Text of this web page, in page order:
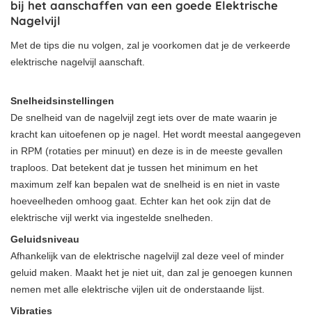
bij het aanschaffen van een goede Elektrische
Nagelvijl
Met de tips die nu volgen, zal je voorkomen dat je de verkeerde
elektrische nagelvijl aanschaft.
Snelheidsinstellingen
De snelheid van de nagelvijl zegt iets over de mate waarin je
kracht kan uitoefenen op je nagel. Het wordt meestal aangegeven
in RPM (rotaties per minuut) en deze is in de meeste gevallen
traploos. Dat betekent dat je tussen het minimum en het
maximum zelf kan bepalen wat de snelheid is en niet in vaste
hoeveelheden omhoog gaat. Echter kan het ook zijn dat de
elektrische vijl werkt via ingestelde snelheden.
Geluidsniveau
Afhankelijk van de elektrische nagelvijl zal deze veel of minder
geluid maken. Maakt het je niet uit, dan zal je genoegen kunnen
nemen met alle elektrische vijlen uit de onderstaande lijst.
Vibraties